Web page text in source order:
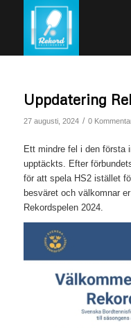
Uppdatering
27 augusti, 2024 / 0
Ett mindre fel i den första
upptäckts. Efter
för att spela HS2 istället
besväret och välkomnar
Rekordspelen 2024.